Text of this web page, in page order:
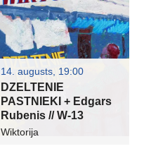
14. augusts, 19:00
DZELTENIE
PASTNIEKI + Edgars
Rubenis // W-13
Wiktorija